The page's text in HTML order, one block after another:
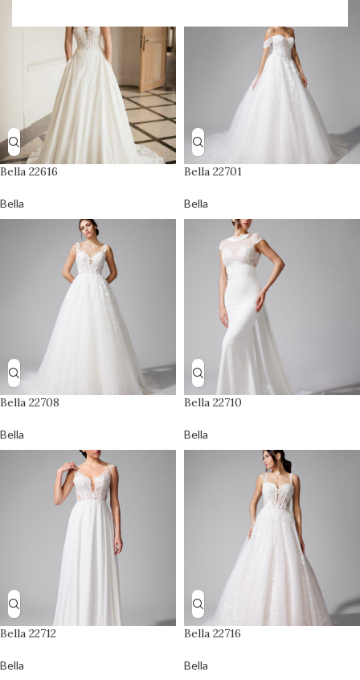
Bella 22616
Bella
Bella 22701
Bella
Bella 22708
Bella
Bella 22710
Bella
Bella 22712
Bella
Bella 22716
Bella